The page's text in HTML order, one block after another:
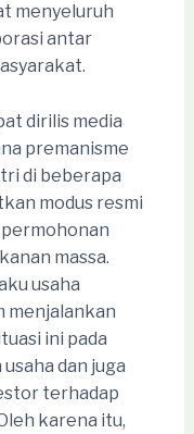
menyeluruh
antar
dirilis media
premanisme
di beberapa
modus resmi
massa.
usaha
menjalankan
ini pada
dan juga
terhadap
karena itu,